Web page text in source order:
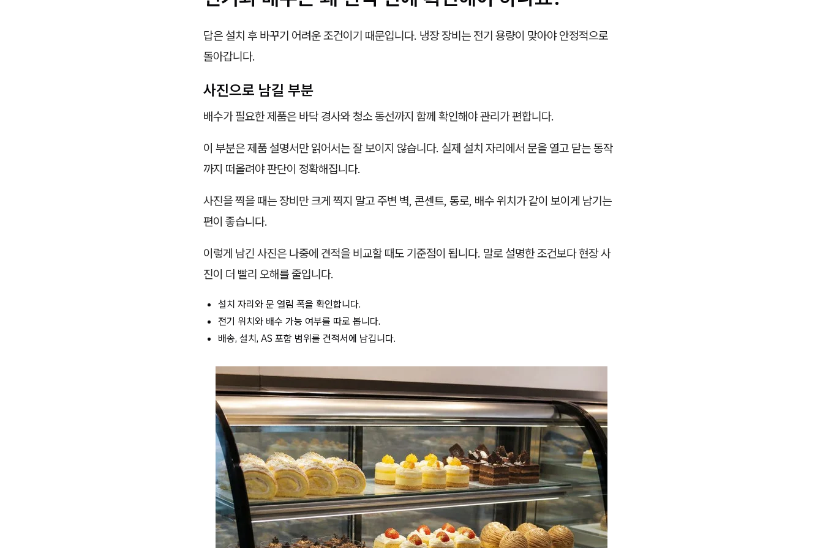
답은 설치 후 바꾸기 어려운 조건이기 때문입니다. 냉장 장비는 전기 용량이 맞아야 안정적으로
돌아갑니다.
사진으로 남길 부분
배수가 필요한 제품은 바닥 경사와 청소 동선까지 함께 확인해야 관리가 편합니다.
이 부분은 제품 설명서만 읽어서는 잘 보이지 않습니다. 실제 설치 자리에서 문을 열고 닫는 동작
까지 떠올려야 판단이 정확해집니다.
사진을 찍을 때는 장비만 크게 찍지 말고 주변 벽, 콘센트, 통로, 배수 위치가 같이 보이게 남기는
편이 좋습니다.
이렇게 남긴 사진은 나중에 견적을 비교할 때도 기준점이 됩니다. 말로 설명한 조건보다 현장 사
진이 더 빨리 오해를 줄입니다.
설치 자리와 문 열림 폭을 확인합니다.
전기 위치와 배수 가능 여부를 따로 봅니다.
배송, 설치, AS 포함 범위를 견적서에 남깁니다.